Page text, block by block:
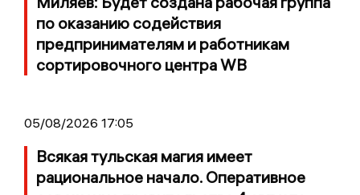
по оказанию содействия
предпринимателям и работникам
сортировочного центра WB
05/08/2026 17:05
Всякая тульская магия имеет
рациональное начало. Оперативное